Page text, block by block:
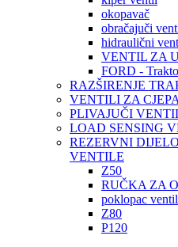
okopavač
obračajuči
hidraulični
VENTIL ZA
FORD -
RAZŠIRENJE
VENTILI ZA
PLIVAJUČI
LOAD SENSING
REZERVNI
VENTILE
Z50
RUČKA ZA
poklopac
Z80
P120